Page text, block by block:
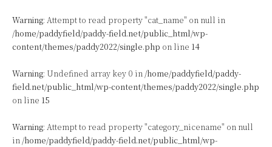
Warning: Attempt to read property "cat_name" on null in
/home/paddyfield/paddy-field.net/public_html/wp-
content/themes/paddy2022/single.php on line 14
Warning: Undefined array key 0 in /home/paddyfield/paddy-
field.net/public_html/wp-content/themes/paddy2022/single.php
on line 15
Warning: Attempt to read property "category_nicename" on null
in /home/paddyfield/paddy-field.net/public_html/wp-